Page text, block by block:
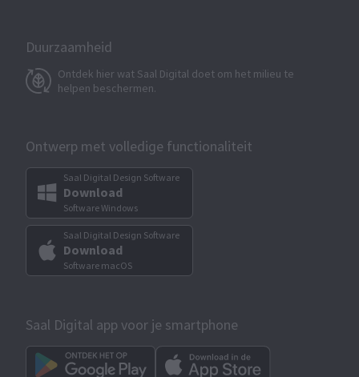
Duurzaamheid
Ontdek hier wat Saal Digital doet om het milieu te
helpen beschermen.
Ontwerp met volledige functionaliteit
Saal Digital Design Software
Download
Software Windows
Saal Digital Design Software
Download
Software macOS
Saal Digital app voor je smartphone